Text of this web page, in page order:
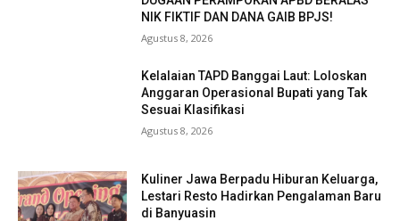
NIK FIKTIF DAN DANA GAIB BPJS!
Agustus 8, 2026
Kelalaian TAPD Banggai Laut: Loloskan
Anggaran Operasional Bupati yang Tak
Sesuai Klasifikasi
Agustus 8, 2026
Kuliner Jawa Berpadu Hiburan Keluarga,
Lestari Resto Hadirkan Pengalaman Baru
di Banyuasin